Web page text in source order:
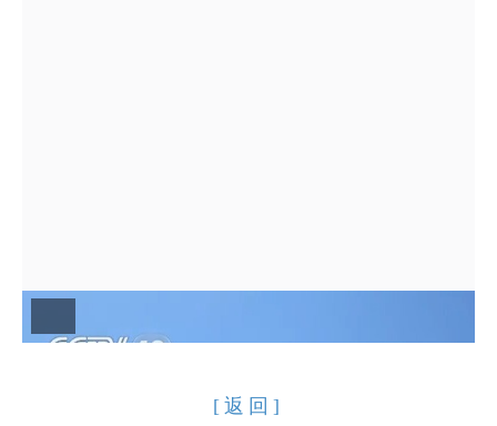
美”的“京郊游”“小众游”备受市民和游客的青睐。
[返回]